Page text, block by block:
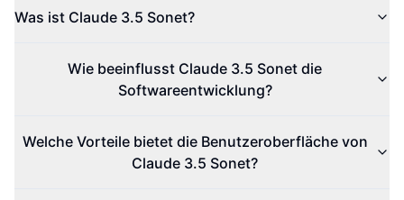
Was ist Claude 3.5 Sonet?
Wie beeinflusst Claude 3.5 Sonet die
Softwareentwicklung?
Welche Vorteile bietet die Benutzeroberfläche von
Claude 3.5 Sonet?